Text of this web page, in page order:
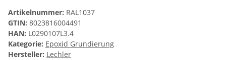
Artikelnummer: RAL1037
GTIN: 8023816004491
HAN: L0290107L3.4
Kategorie: Epoxid Grundierung
Hersteller: Lechler